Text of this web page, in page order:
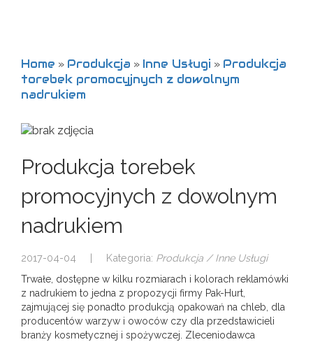
Home » Produkcja » Inne Usługi » Produkcja
torebek promocyjnych z dowolnym
nadrukiem
Produkcja torebek
promocyjnych z dowolnym
nadrukiem
2017-04-04 | Kategoria: Produkcja / Inne Usługi
Trwałe, dostępne w kilku rozmiarach i kolorach reklamówki
z nadrukiem to jedna z propozycji firmy Pak-Hurt,
zajmującej się ponadto produkcją opakowań na chleb, dla
producentów warzyw i owoców czy dla przedstawicieli
branży kosmetycznej i spożywczej. Zleceniodawca